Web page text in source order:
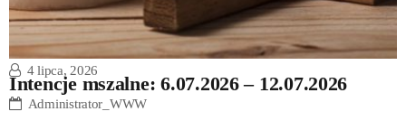
Intencje mszalne: 6.07.2026 – 12.07.2026
4 lipca, 2026
Administrator_WWW